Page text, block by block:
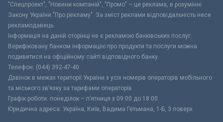
"Спецпроект", "Новини компаній", "Промо" – це реклама, в розумінні
Закону України "Про рекламу". За зміст реклами відповідальність несе
рекламодавець.
Інформація на даній сторінці не є рекламою банківських послуг.
Верифіковану банком інформацію про продукти та послуги можна
подивитися на офіційному сайті відповідного банку.
Телефон: (044) 392-47-40
Дзвінок в межах території України з усіх номерів операторів мобільного
та міського зв’язку за тарифами операторів
Графік роботи: понеділок – п’ятниця з 09:00 до 18:00
Юридична адреса: Україна, Київ, Вадима Гетьмана, 1-Б, 3 поверх